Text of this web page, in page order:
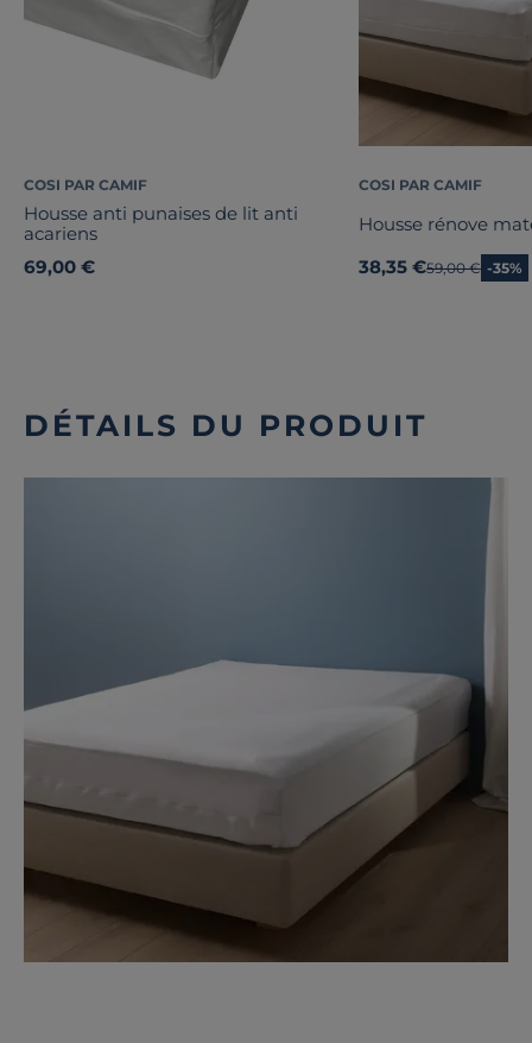
COSI PAR CAMIF
Housse anti punaises de lit anti
acariens
69,00 €
COSI PAR CAMIF
Housse rénove
38,35 €Ancien prix
59,00 € -35%
DÉTAILS DU PRODUIT